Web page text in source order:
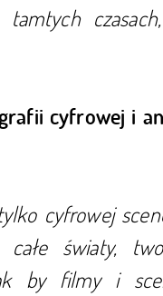
cyfrowej i
cyfrowej
światy,
by filmy i